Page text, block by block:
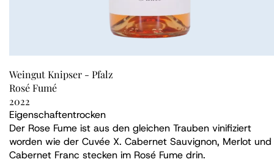
Weingut Knipser - Pfalz
Rosé Fumé
2022
Eigenschaftentrocken
Der Rose Fume ist aus den gleichen Trauben vinifiziert
worden wie der Cuvée X. Cabernet Sauvignon, Merlot und
Cabernet Franc stecken im Rosé Fume drin.